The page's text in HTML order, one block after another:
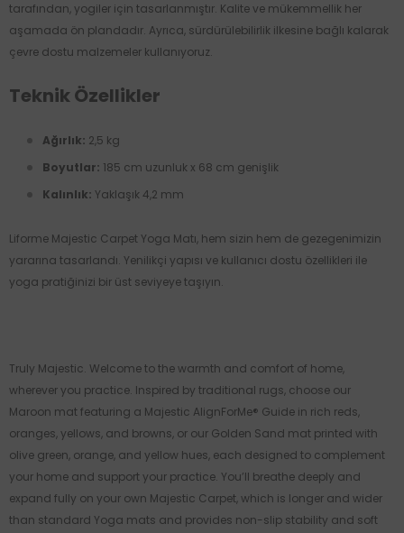
tarafından, yogiler için tasarlanmıştır. Kalite ve mükemmellik her
aşamada ön plandadır. Ayrıca, sürdürülebilirlik ilkesine bağlı kalarak
çevre dostu malzemeler kullanıyoruz.
Teknik Özellikler
Ağırlık: 2,5 kg
Boyutlar: 185 cm uzunluk x 68 cm genişlik
Kalınlık: Yaklaşık 4,2 mm
Liforme Majestic Carpet Yoga Matı, hem sizin hem de gezegenimizin
yararına tasarlandı. Yenilikçi yapısı ve kullanıcı dostu özellikleri ile
yoga pratiğinizi bir üst seviyeye taşıyın.
Truly Majestic. Welcome to the warmth and comfort of home,
wherever you practice. Inspired by traditional rugs, choose our
Maroon mat featuring a Majestic AlignForMe® Guide in rich reds,
oranges, yellows, and browns, or our Golden Sand mat printed with
olive green, orange, and yellow hues, each designed to complement
your home and support your practice. You’ll breathe deeply and
expand fully on your own Majestic Carpet, which is longer and wider
than standard Yoga mats and provides non-slip stability and soft